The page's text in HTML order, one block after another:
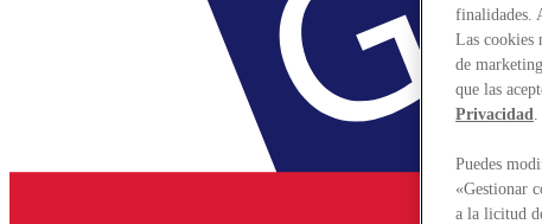
finalidades.
Las cookies
de
que las
Privacidad.
Puedes
«Gestionar
a la licitud